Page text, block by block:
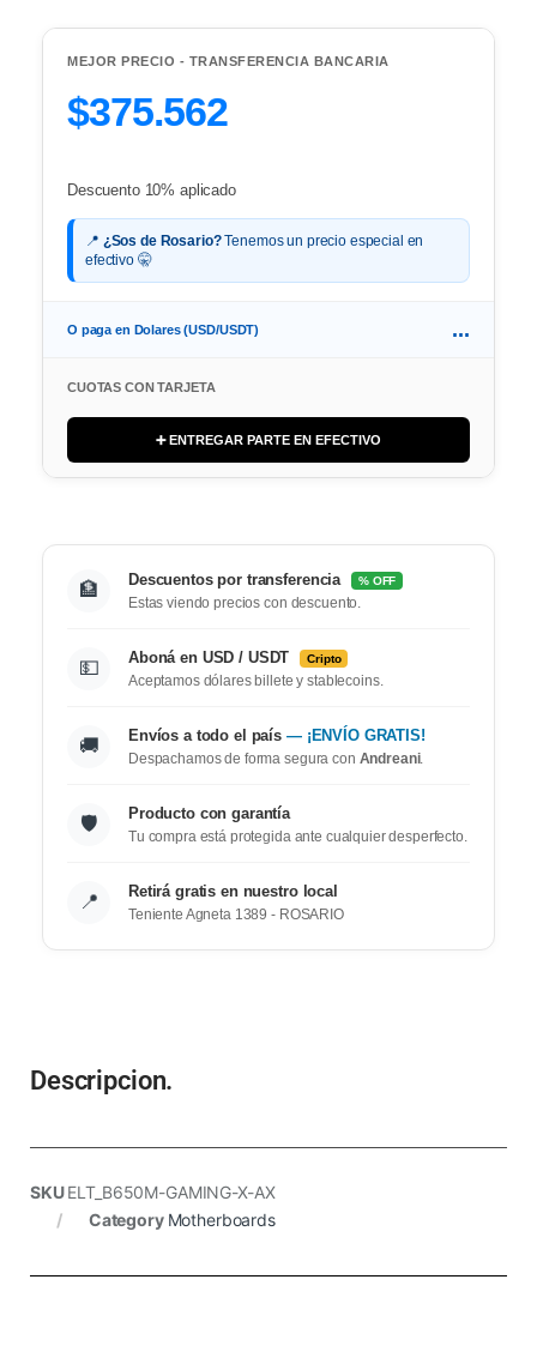
MEJOR PRECIO - TRANSFERENCIA BANCARIA
$375.562
Descuento 10% aplicado
📍 ¿Sos de Rosario?Tenemos un precio especial en
efectivo 🤫
O paga en Dolares (USD/USDT) ...
CUOTAS CON TARJETA
➕ ENTREGAR PARTE EN EFECTIVO
🏦 Descuentos por transferencia % OFF
Estas viendo precios con descuento.
💵 Aboná en USD / USDT Cripto
Aceptamos dólares billete y stablecoins.
🚚 Envíos a todo el país — ¡ENVÍO GRATIS!
Despachamos de forma segura con Andreani.
🛡️ Producto con garantía
Tu compra está protegida ante cualquier desperfecto.
📍 Retirá gratis en nuestro local
Teniente Agneta 1389 - ROSARIO
Descripcion.
SKUELT_B650M-GAMING-X-AX
Category Motherboards